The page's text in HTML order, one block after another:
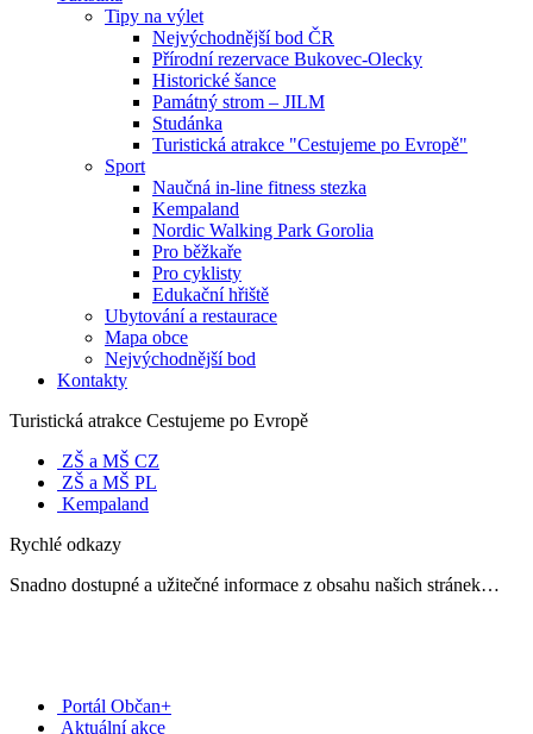
Tipy na výlet
Nejvýchodnější bod ČR
Přírodní rezervace Bukovec-Olecky
Historické šance
Památný strom – JILM
Studánka
Turistická atrakce "Cestujeme po Evropě"
Sport
Naučná in-line fitness stezka
Kempaland
Nordic Walking Park Gorolia
Pro běžkaře
Pro cyklisty
Edukační hřiště
Ubytování a restaurace
Mapa obce
Nejvýchodnější bod
Kontakty
Turistická atrakce Cestujeme po Evropě
ZŠ a MŠ CZ
ZŠ a MŠ PL
Kempaland
Rychlé odkazy
Snadno dostupné a užitečné informace z obsahu našich stránek…
Portál Občan+
Aktuální akce